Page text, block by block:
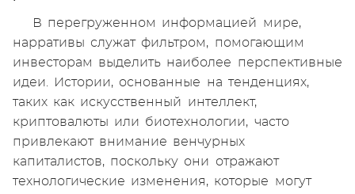
В перегруженном информацией мире,
нарративы служат фильтром, помогающим
инвесторам выделить наиболее перспективные
идеи. Истории, основанные на тенденциях,
таких как искусственный интеллект,
криптовалюты или биотехнологии, часто
привлекают внимание венчурных
капиталистов, поскольку они отражают
технологические изменения, которые могут